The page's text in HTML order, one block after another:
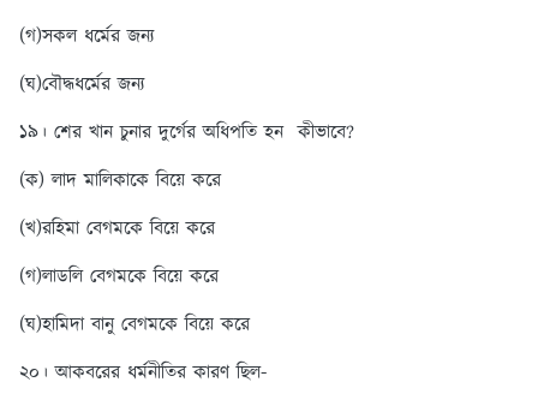
(গ)সকল ধর্মের জন্য
(ঘ)বৌদ্ধধর্মের জন্য
১৯। শের খান চুনার দুর্গের অধিপতি হন কীভাবে?
(ক) লাদ মালিকাকে বিয়ে করে
(খ)রহিমা বেগমকে বিয়ে করে
(গ)লাডলি বেগমকে বিয়ে করে
(ঘ)হামিদা বানু বেগমকে বিয়ে করে
২০। আকবরের ধর্মনীতির কারণ ছিল-